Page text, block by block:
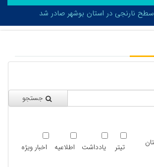
نارنجی در استان بوشهر صادر شد
جستجو
تیتر یادداشت اطلاعیه اخبار ویژه